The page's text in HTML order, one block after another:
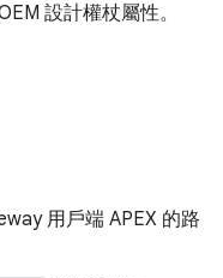
設計權杖屬性。
用戶端 APEX 的路